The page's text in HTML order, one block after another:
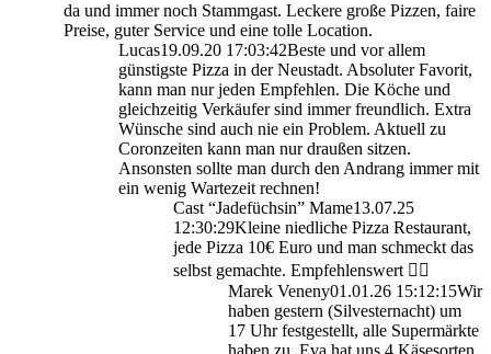
da und immer noch Stammgast. Leckere große Pizzen, faire
Preise, guter Service und eine tolle Location.
Lucas19.09.20 17:03:42Beste und vor allem
günstigste Pizza in der Neustadt. Absoluter Favorit,
kann man nur jeden Empfehlen. Die Köche und
gleichzeitig Verkäufer sind immer freundlich. Extra
Wünsche sind auch nie ein Problem. Aktuell zu
Coronzeiten kann man nur draußen sitzen.
Ansonsten sollte man durch den Andrang immer mit
ein wenig Wartezeit rechnen!
Cast “Jadefüchsin” Mame13.07.25
12:30:29Kleine niedliche Pizza Restaurant,
jede Pizza 10€ Euro und man schmeckt das
selbst gemachte. Empfehlenswert 👍🏻
Marek Veneny01.01.26 15:12:15Wir
haben gestern (Silvesternacht) um
17 Uhr festgestellt, alle Supermärkte
haben zu. Eva hat uns 4 Käsesorten